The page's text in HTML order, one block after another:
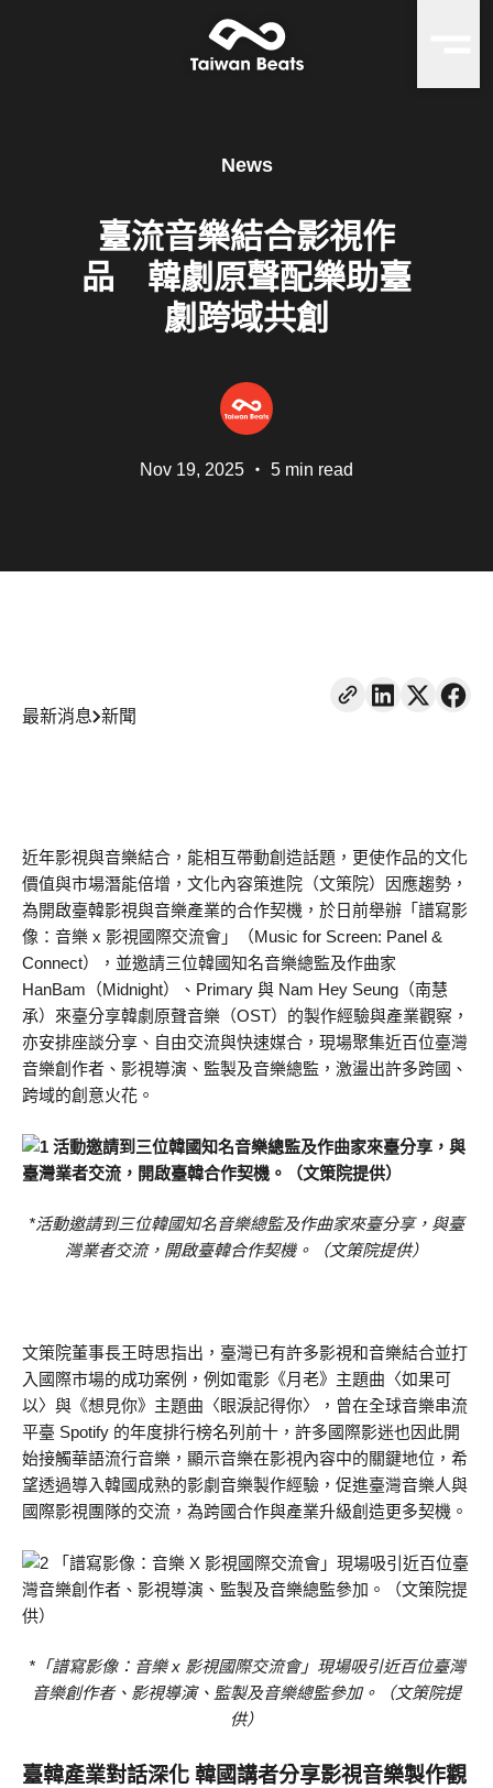
News
臺流音樂結合影視作
品 韓劇原聲配樂助臺
劇跨域共創
Nov 19, 2025 ・ 5 min read
最新消息 新聞
近年影視與音樂結合，能相互帶動創造話題，更使作品的文化
價值與市場潛能倍增，文化內容策進院（文策院）因應趨勢，
為開啟臺韓影視與音樂產業的合作契機，於日前舉辦「譜寫影
像：音樂 x 影視國際交流會」（Music for Screen: Panel &
Connect），並邀請三位韓國知名音樂總監及作曲家
HanBam（Midnight）、Primary 與 Nam Hey Seung（南慧
承）來臺分享韓劇原聲音樂（OST）的製作經驗與產業觀察，
亦安排座談分享、自由交流與快速媒合，現場聚集近百位臺灣
音樂創作者、影視導演、監製及音樂總監，激盪出許多跨國、
跨域的創意火花。
*活動邀請到三位韓國知名音樂總監及作曲家來臺分享，與臺
灣業者交流，開啟臺韓合作契機。（文策院提供）
文策院董事長王時思指出，臺灣已有許多影視和音樂結合並打
入國際市場的成功案例，例如電影《月老》主題曲〈如果可
以〉與《想見你》主題曲〈眼淚記得你〉，曾在全球音樂串流
平臺 Spotify 的年度排行榜名列前十，許多國際影迷也因此開
始接觸華語流行音樂，顯示音樂在影視內容中的關鍵地位，希
望透過導入韓國成熟的影劇音樂製作經驗，促進臺灣音樂人與
國際影視團隊的交流，為跨國合作與產業升級創造更多契機。
*「譜寫影像：音樂 x 影視國際交流會」現場吸引近百位臺灣
音樂創作者、影視導演、監製及音樂總監參加。（文策院提
供）
臺韓產業對話深化 韓國講者分享影視音樂製作觀